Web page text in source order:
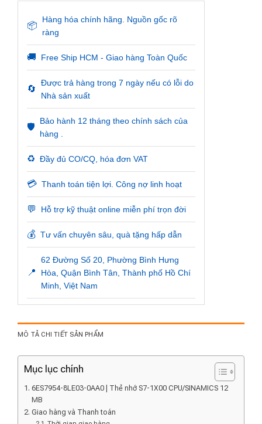
📦
Hàng hóa chính hãng. Nguồn gốc rõ
ràng
🚚 Free Ship HCM - Giao hàng Toàn Quốc
🔄
Được trả hàng trong 7 ngày nếu có lỗi do
Nhà sản xuất
🛡️
Bảo hành 12 tháng theo chính sách của
hàng .
♻️ Đầy đủ CO/CQ, hóa đơn VAT
💳 Thanh toán tiện lợi. Công nợ linh hoạt
💬 Hỗ trợ kỹ thuật online miễn phí trọn đời
💰 Tư vấn chuyên sâu, quà tặng hấp dẫn
📍
62 Đường Số 20, Phường Bình Hưng
Hòa, Quận Bình Tân, Thành phố Hồ Chí
Minh, Việt Nam
MÔ TẢ CHI TIẾT SẢN PHẨM
Mục lục chính
6ES7954-8LE03-0AA0 | Thẻ nhớ S7-1X00 CPU/SINAMICS 12
MB
Giao hàng và Thanh toán